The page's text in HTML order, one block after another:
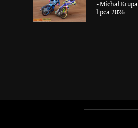
-Michał Krupa
lipca 2026